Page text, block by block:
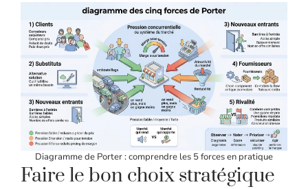
Diagramme de Porter : comprendre les 5 forces en pratique
Faire le bon choix stratégique